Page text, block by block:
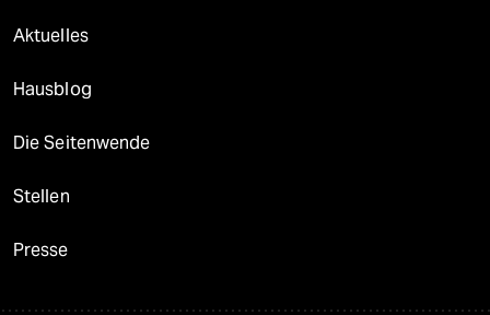
Aktuelles
Hausblog
Die Seitenwende
Stellen
Presse